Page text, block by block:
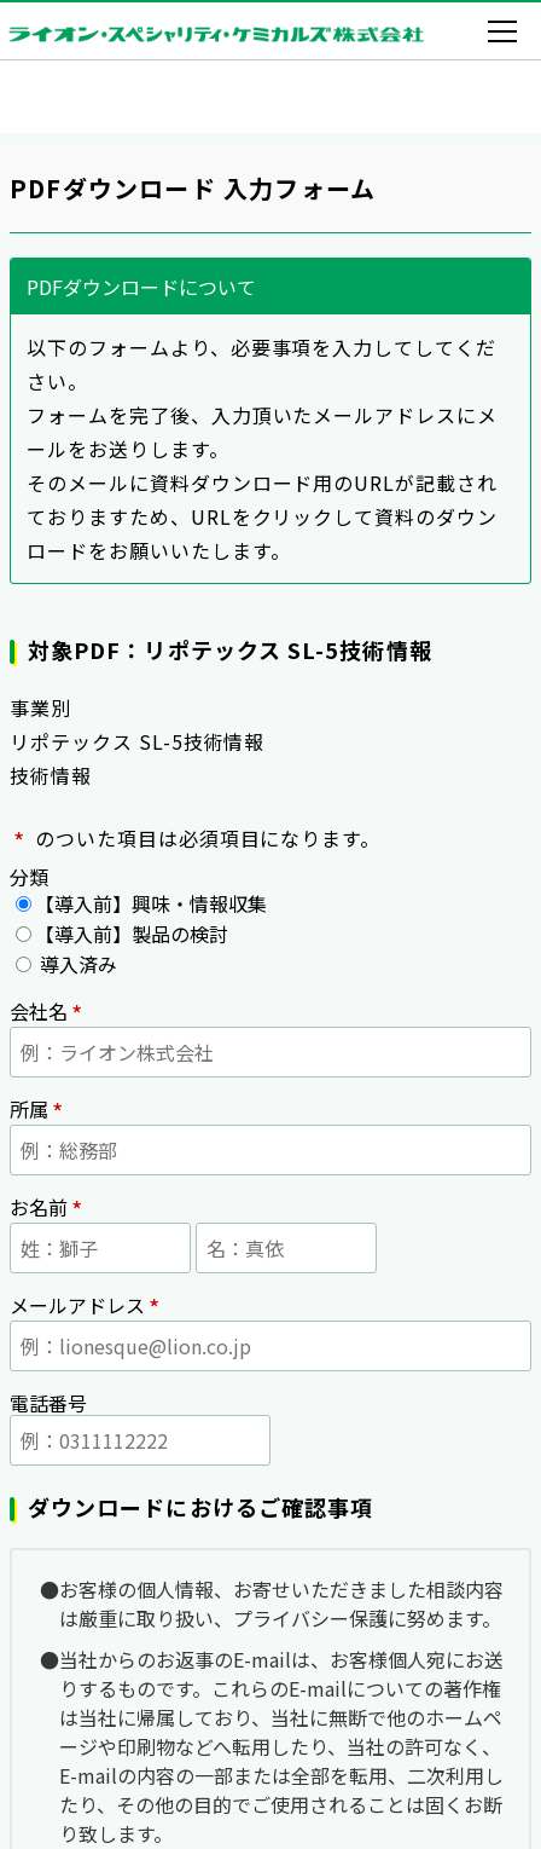
PDFダウンロード 入力フォーム
PDFダウンロードについて
以下のフォームより、必要事項を入力してしてくだ
さい。
フォームを完了後、入力頂いたメールアドレスにメ
ールをお送りします。
そのメールに資料ダウンロード用のURLが記載され
ておりますため、URLをクリックして資料のダウン
ロードをお願いいたします。
対象PDF：リポテックス SL-5技術情報
事業別
リポテックス SL-5技術情報
技術情報
* のついた項目は必須項目になります。
分類
【導入前】興味・情報収集
【導入前】製品の検討
導入済み
会社名 *
所属 *
お名前*
メールアドレス *
電話番号
ダウンロードにおけるご確認事項
お客様の個人情報、お寄せいただきました相談内容
は厳重に取り扱い、プライバシー保護に努めます。
当社からのお返事のE-mailは、お客様個人宛にお送
りするものです。これらのE-mailについての著作権
は当社に帰属しており、当社に無断で他のホームペ
ージや印刷物などへ転用したり、当社の許可なく、
E-mailの内容の一部または全部を転用、二次利用し
たり、その他の目的でご使用されることは固くお断
り致します。